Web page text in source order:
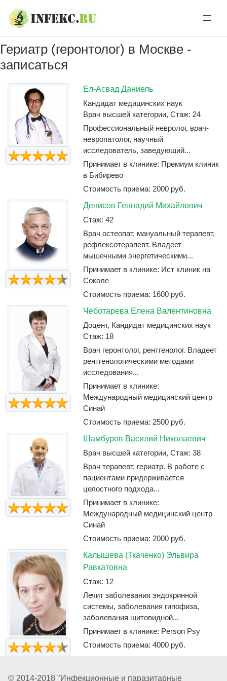
navigation
content
Гериатр (геронтолог) в Москве -
записаться
Ел-Асвад Даниель
Кандидат медицинских наук
Врач высшей категории, Стаж: 24
Профессиональный невролог, врач-
невропатолог, научный
исследователь, заведующий...
Принимает в клинике: Премиум клиник
в Бибирево
Стоимость приема: 2000 руб.
Денисов Геннадий Михайлович
Стаж: 42
Врач остеопат, мануальный терапевт,
рефлексотерапевт. Владеет
мышечными энергетическими...
Принимает в клинике: Ист клиник на
Соколе
Стоимость приема: 1600 руб.
Чеботарева Елена Валентиновна
Доцент, Кандидат медицинских наук
Стаж: 18
Врач геронтолог, рентгенолог. Владеет
рентгенологическими методами
исследования...
Принимает в клинике:
Международный медицинский центр
Синай
Стоимость приема: 2500 руб.
Шамбуров Василий Николаевич
Врач высшей категории, Стаж: 38
Врач терапевт, гериатр. В работе с
пациентами придерживается
целостного подхода...
Принимает в клинике:
Международный медицинский центр
Синай
Стоимость приема: 2000 руб.
Калышева (Ткаченко) Эльвира
Равкатовна
Стаж: 12
Лечит заболевания эндокринной
системы, заболевания гипофиза,
заболевания щитовидной...
Принимает в клинике: Person Psy
Стоимость приема: 4000 руб.
© 2014-2018 "Инфекционные и паразитарные